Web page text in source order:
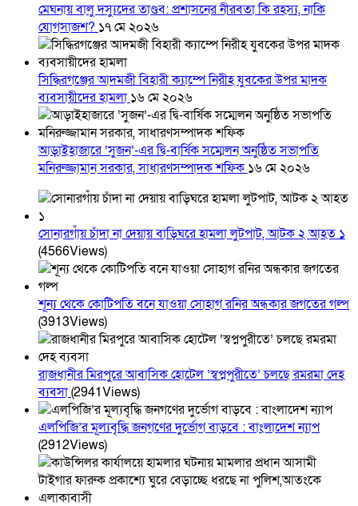
মেঘনায় বালু দস্যুদের তাণ্ডব: প্রশাসনের নীরবতা কি রহস্য, নাকি
যোগসাজশ? ১৭ মে ২০২৬
সিদ্ধিরগঞ্জের আদমজী বিহারী ক্যাম্পে নিরীহ যুবকের উপর মাদক
ব্যবসায়ীদের হামলা ১৬ মে ২০২৬
আড়াইহাজারে ‘সুজন’-এর দ্বি-বার্ষিক সম্মেলন অনুষ্ঠিত সভাপতি
মনিরুজ্জামান সরকার, সাধারণসম্পাদক শফিক ১৬ মে ২০২৬
সোনারগাঁয় চাঁদা না দেয়ায় বাড়িঘরে হামলা লুটপাট, আটক ২ আহত ১
(4566Views)
শূন্য থেকে কোটিপতি বনে যাওয়া সোহাগ রনির অন্ধকার জগতের গল্প
(3913Views)
রাজধানীর মিরপুরে আবাসিক হোটেল ‘স্বপ্নপুরীতে’ চলছে রমরমা দেহ
ব্যবসা(2941Views)
এলপিজি’র মূল্যবৃদ্ধি জনগণের দুর্ভোগ বাড়বে : বাংলাদেশ ন্যাপ
(2912Views)